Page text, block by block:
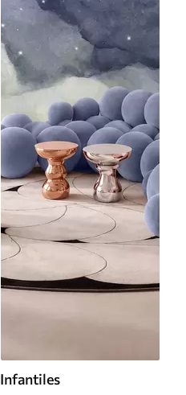
Infantiles